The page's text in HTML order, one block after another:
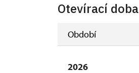
Otevírací doba
Období
2026